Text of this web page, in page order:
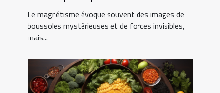
magnétisme et leur impact sur la
santé quotidienne
Le magnétisme évoque souvent des images de
boussoles mystérieuses et de forces invisibles,
mais...